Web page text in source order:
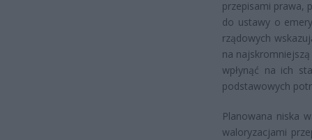
przepisami prawa,
do ustawy o
rządowych
na
wpłynąć na ich
podstawowych
Planowana niska
waloryzacjami